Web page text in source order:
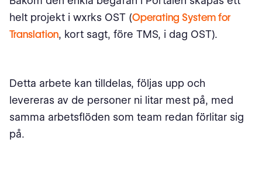
helt projekt i wxrks OST (Operating System for
Translation, kort sagt, före TMS, i dag OST).
Detta arbete kan tilldelas, följas upp och
levereras av de personer ni litar mest på, med
samma arbetsflöden som team redan förlitar sig
på.